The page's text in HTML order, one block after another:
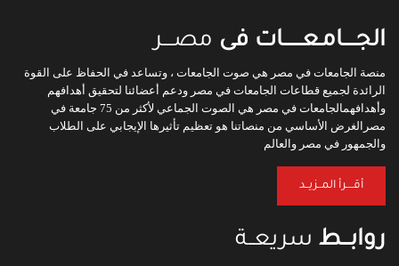
الجـــــامـعـــــــات فى مصــــر
منصة الجامعات في مصر هي صوت الجامعات ، وتساعد في الحفاظ على القوة
الرائدة لجميع قطاعات الجامعات في مصر ودعم أعضائنا لتحقيق أهدافهم
وأهدافهمالجامعات في مصر هي الصوت الجماعي لأكثر من 75 جامعة في
مصرالغرض الأساسي من منصاتنا هو تعظيم تأثيرها الإيجابي على الطلاب
والجمهور في مصر والعالم
أقــــرأ المــزيــد
روابـــط سريعــة